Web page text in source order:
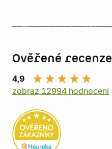
Ověřené recenze
4,9
zobraz 12994 hodnocení